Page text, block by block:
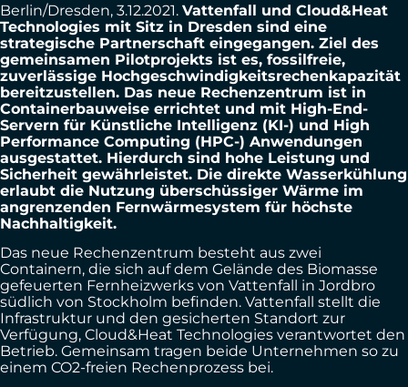
Berlin/Dresden, 3.12.2021. Vattenfall und Cloud&Heat
Technologies mit Sitz in Dresden sind eine
strategische Partnerschaft eingegangen. Ziel des
gemeinsamen Pilotprojekts ist es, fossilfreie,
zuverlässige Hochgeschwindigkeitsrechenkapazität
bereitzustellen. Das neue Rechenzentrum ist in
Containerbauweise errichtet und mit High-End-
Servern für Künstliche Intelligenz (KI-) und High
Performance Computing (HPC-) Anwendungen
ausgestattet. Hierdurch sind hohe Leistung und
Sicherheit gewährleistet. Die direkte Wasserkühlung
erlaubt die Nutzung überschüssiger Wärme im
angrenzenden Fernwärmesystem für höchste
Nachhaltigkeit.
Das neue Rechenzentrum besteht aus zwei
Containern, die sich auf dem Gelände des Biomasse
gefeuerten Fernheizwerks von Vattenfall in Jordbro
südlich von Stockholm befinden. Vattenfall stellt die
Infrastruktur und den gesicherten Standort zur
Verfügung, Cloud&Heat Technologies verantwortet den
Betrieb. Gemeinsam tragen beide Unternehmen so zu
einem CO2-freien Rechenprozess bei.